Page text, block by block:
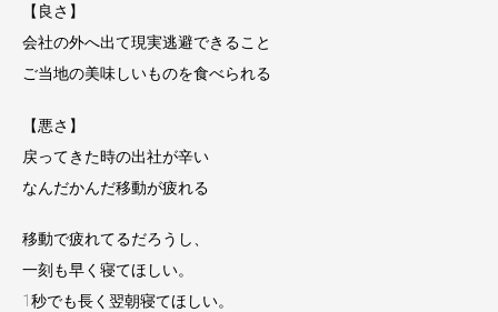
【良さ】
会社の外へ出て現実逃避できること
ご当地の美味しいものを食べられる
【悪さ】
戻ってきた時の出社が辛い
なんだかんだ移動が疲れる
移動で疲れてるだろうし、
一刻も早く寝てほしい。
1秒でも長く翌朝寝てほしい。